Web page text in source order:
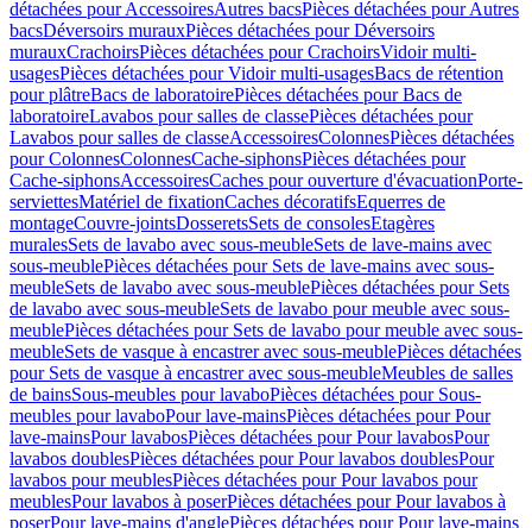
détachées pour AccessoiresAutres bacsPièces détachées pour Autres
bacsDéversoirs murauxPièces détachées pour Déversoirs
murauxCrachoirsPièces détachées pour CrachoirsVidoir multi-
usagesPièces détachées pour Vidoir multi-usagesBacs de rétention
pour plâtreBacs de laboratoirePièces détachées pour Bacs de
laboratoireLavabos pour salles de classePièces détachées pour
Lavabos pour salles de classeAccessoiresColonnesPièces détachées
pour ColonnesColonnesCache-siphonsPièces détachées pour
Cache-siphonsAccessoiresCaches pour ouverture d'évacuationPorte-
serviettesMatériel de fixationCaches décoratifsEquerres de
montageCouvre-jointsDosseretsSets de consolesEtagères
muralesSets de lavabo avec sous-meubleSets de lave-mains avec
sous-meublePièces détachées pour Sets de lave-mains avec sous-
meubleSets de lavabo avec sous-meublePièces détachées pour Sets
de lavabo avec sous-meubleSets de lavabo pour meuble avec sous-
meublePièces détachées pour Sets de lavabo pour meuble avec sous-
meubleSets de vasque à encastrer avec sous-meublePièces détachées
pour Sets de vasque à encastrer avec sous-meubleMeubles de salles
de bainsSous-meubles pour lavaboPièces détachées pour Sous-
meubles pour lavaboPour lave-mainsPièces détachées pour Pour
lave-mainsPour lavabosPièces détachées pour Pour lavabosPour
lavabos doublesPièces détachées pour Pour lavabos doublesPour
lavabos pour meublesPièces détachées pour Pour lavabos pour
meublesPour lavabos à poserPièces détachées pour Pour lavabos à
poserPour lave-mains d'anglePièces détachées pour Pour lave-mains